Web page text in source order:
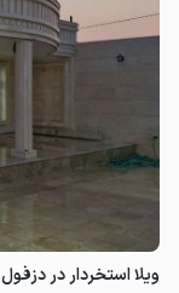
ویلا استخردار در دزفول